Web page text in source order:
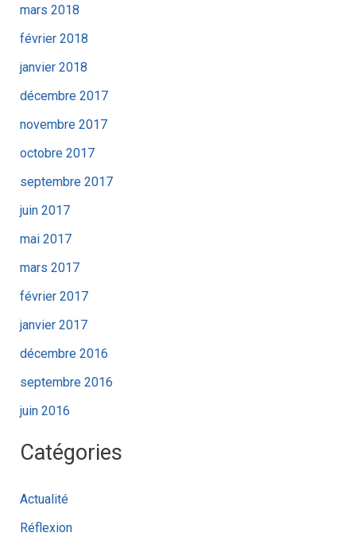
mars 2018
février 2018
janvier 2018
décembre 2017
novembre 2017
octobre 2017
septembre 2017
juin 2017
mai 2017
mars 2017
février 2017
janvier 2017
décembre 2016
septembre 2016
juin 2016
Catégories
Actualité
Réflexion